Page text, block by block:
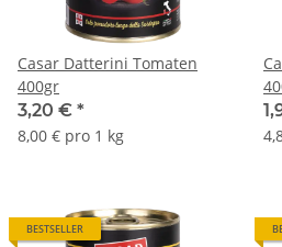
Casar Datterini Tomaten
400gr
3,20 € *
8,00 € pro 1 kg
BESTSELLER